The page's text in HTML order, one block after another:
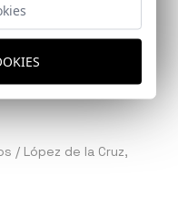
9014_26
/ López de la Cruz,